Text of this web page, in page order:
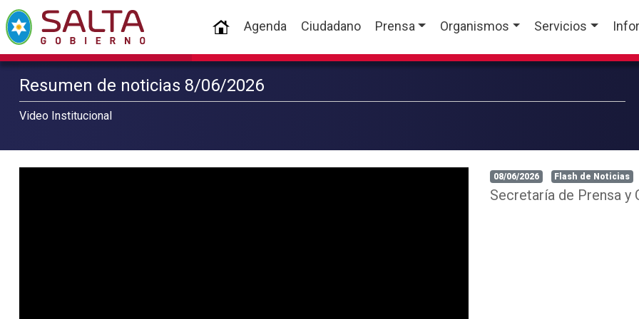
(current)
Agenda Ciudadano Prensa Organismos Servicios
Resumen de noticias 8/06/2026
Video Institucional
08/06/2026 Flash de Noticias
Secretaría de Prensa y